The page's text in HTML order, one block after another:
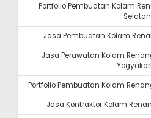
Portfolio Pembuatan Kolam
Selatan
Jasa Pembuatan Kolam
Jasa Perawatan Kolam
Portfolio Pembuatan Kolam
Jasa Kontraktor Kolam